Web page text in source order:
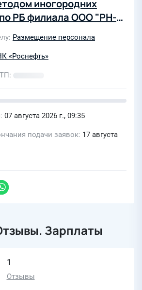
иногородних
РБ филиала ООО "РН-
Размещение персонала
«Роснефть»
07 августа 2026 г., 09:35
подачи заявок 17 августа
Зарплаты
1
Отзывы